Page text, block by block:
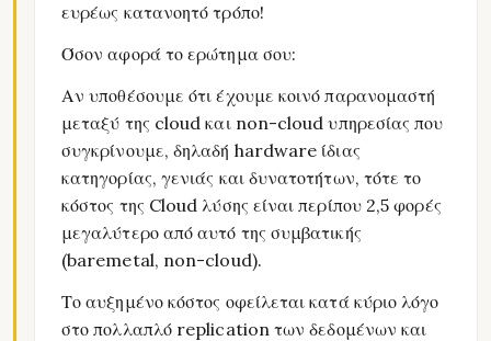
ευρέως κατανοητό τρόπο!
Όσον αφορά το ερώτημα σου:
Αν υποθέσουμε ότι έχουμε κοινό παρανομαστή
μεταξύ της cloud και non-cloud υπηρεσίας που
συγκρίνουμε, δηλαδή hardware ίδιας
κατηγορίας, γενιάς και δυνατοτήτων, τότε το
κόστος της Cloud λύσης είναι περίπου 2,5 φορές
μεγαλύτερο από αυτό της συμβατικής
(baremetal, non-cloud).
Το αυξημένο κόστος οφείλεται κατά κύριο λόγο
στο πολλαπλό replication των δεδομένων και